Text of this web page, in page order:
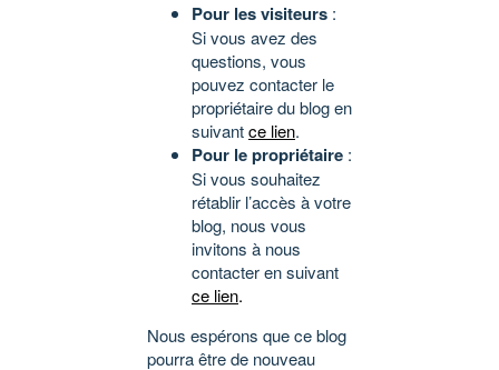
Pour les visiteurs :
Si vous avez des
questions, vous
pouvez contacter le
propriétaire du blog en
suivantce lien.
Pour le propriétaire :
Si vous souhaitez
rétablir l’accès à votre
blog, nous vous
invitons à nous
contacter en suivant
ce lien.
Nous espérons que ce blog
pourra être de nouveau